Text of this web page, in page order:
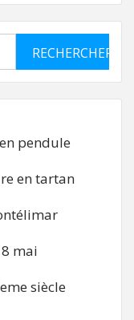
pendule
en tartan
mai
siècle